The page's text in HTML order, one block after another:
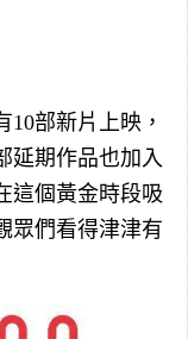
部新片上映，
延期作品也加入
這個黃金時段吸
眾們看得津津有